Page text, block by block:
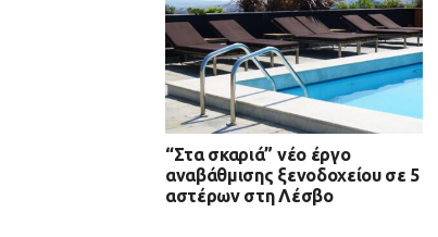
“Στα σκαριά” νέο έργο
αναβάθμισης ξενοδοχείου σε 5
αστέρων στη Λέσβο